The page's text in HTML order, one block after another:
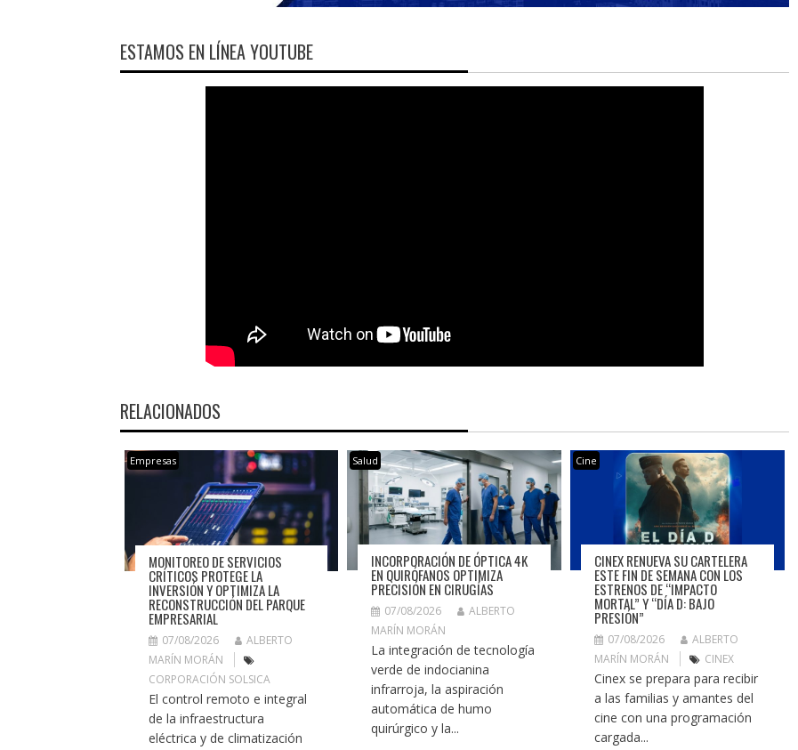
ESTAMOS EN LÍNEA YOUTUBE
RELACIONADOS
Empresas
MONITOREO DE SERVICIOS
CRÍTICOS PROTEGE LA
INVERSIÓN Y OPTIMIZA LA
RECONSTRUCCIÓN DEL PARQUE
EMPRESARIAL
07/08/2026
ALBERTO
MARÍN MORÁN
CORPORACIÓN SOLSICA
El control remoto e integral
de la infraestructura
eléctrica y de climatización
Salud
INCORPORACIÓN DE ÓPTICA 4K
EN QUIRÓFANOS OPTIMIZA
PRECISIÓN EN CIRUGÍAS
07/08/2026
ALBERTO
MARÍN MORÁN
La integración de tecnología
verde de indocianina
infrarroja, la aspiración
automática de humo
quirúrgico y la...
Cine
CINEX RENUEVA SU CARTELERA
ESTE FIN DE SEMANA CON LOS
ESTRENOS DE “IMPACTO
MORTAL” Y “DÍA D: BAJO
PRESIÓN”
07/08/2026
ALBERTO
MARÍN MORÁN
CINEX
Cinex se prepara para recibir
a las familias y amantes del
cine con una programación
cargada...